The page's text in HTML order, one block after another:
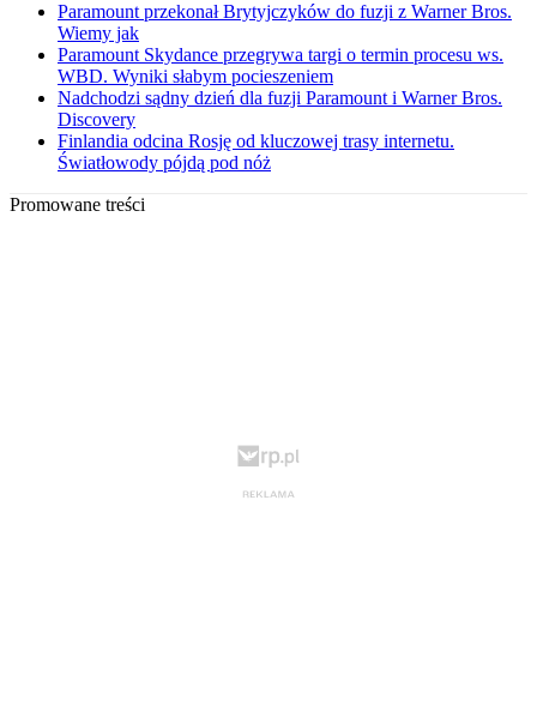
Paramount przekonał Brytyjczyków do fuzji z Warner Bros.
Wiemy jak
Paramount Skydance przegrywa targi o termin procesu ws.
WBD. Wyniki słabym pocieszeniem
Nadchodzi sądny dzień dla fuzji Paramount i Warner Bros.
Discovery
Finlandia odcina Rosję od kluczowej trasy internetu.
Światłowody pójdą pod nóż
Promowane treści